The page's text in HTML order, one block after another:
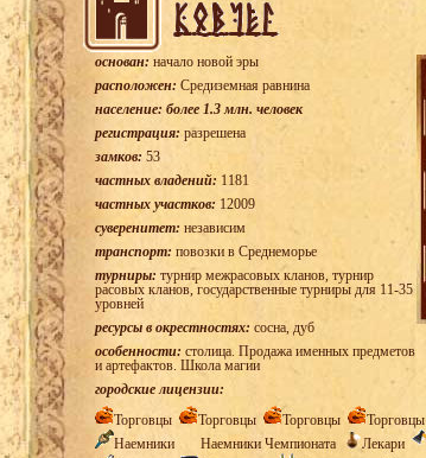
основан: начало новой эры
расположен: Средиземная равнина
население: более 1.3 млн. человек
регистрация: разрешена
замков: 53
частных владений: 1181
частных участков: 12009
суверенитет: независим
транспорт: повозки в Среднеморье
турниры: турнир межрасовых кланов, турнир
расовых кланов, государственные турниры для 11-35
уровней
ресурсы в окрестностях: сосна, дуб
особенности: столица. Продажа именных предметов
и артефактов. Школа магии
городские лицензии:
Торговцы
Торговцы Торговцы Торговцы
Наемники
Наемники Чемпионата Лекари